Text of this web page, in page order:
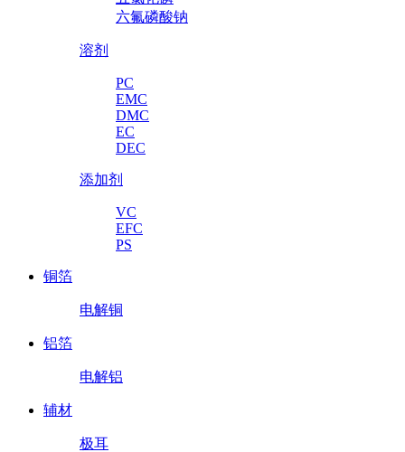
六氟磷酸钠
溶剂
PC
EMC
DMC
EC
DEC
添加剂
VC
EFC
PS
铜箔
电解铜
铝箔
电解铝
辅材
极耳